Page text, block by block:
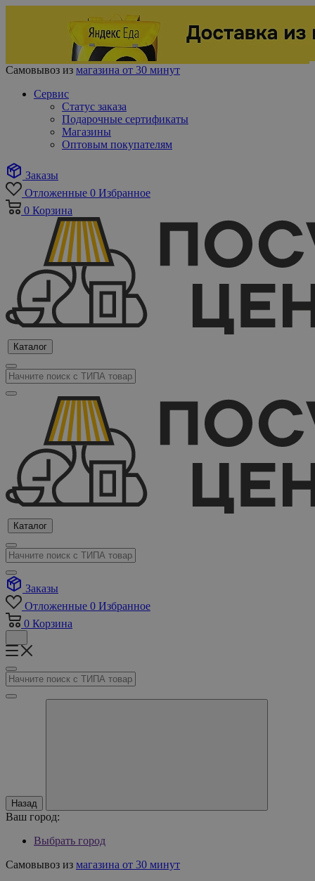
Самовывоз из магазина от 30 минут
Сервис
Статус заказа
Подарочные сертификаты
Магазины
Оптовым покупателям
Заказы
Отложенные 0 Избранное
0 Корзина
Каталог
Каталог
Заказы
Отложенные 0 Избранное
0 Корзина
Назад
Ваш город:
Выбрать город
Самовывоз из магазина от 30 минут